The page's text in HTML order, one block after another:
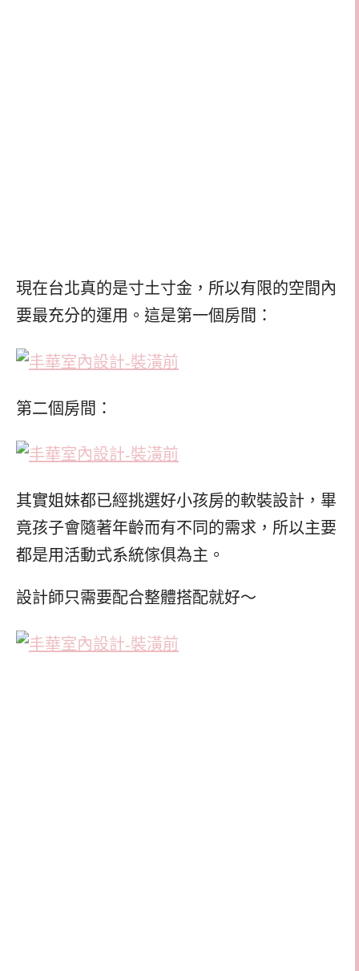
現在台北真的是寸土寸金，所以有限的空間內
要最充分的運用。這是第一個房間：
第二個房間：
其實姐妹都已經挑選好小孩房的軟裝設計，畢
竟孩子會隨著年齡而有不同的需求，所以主要
都是用活動式系統傢俱為主。
設計師只需要配合整體搭配就好～